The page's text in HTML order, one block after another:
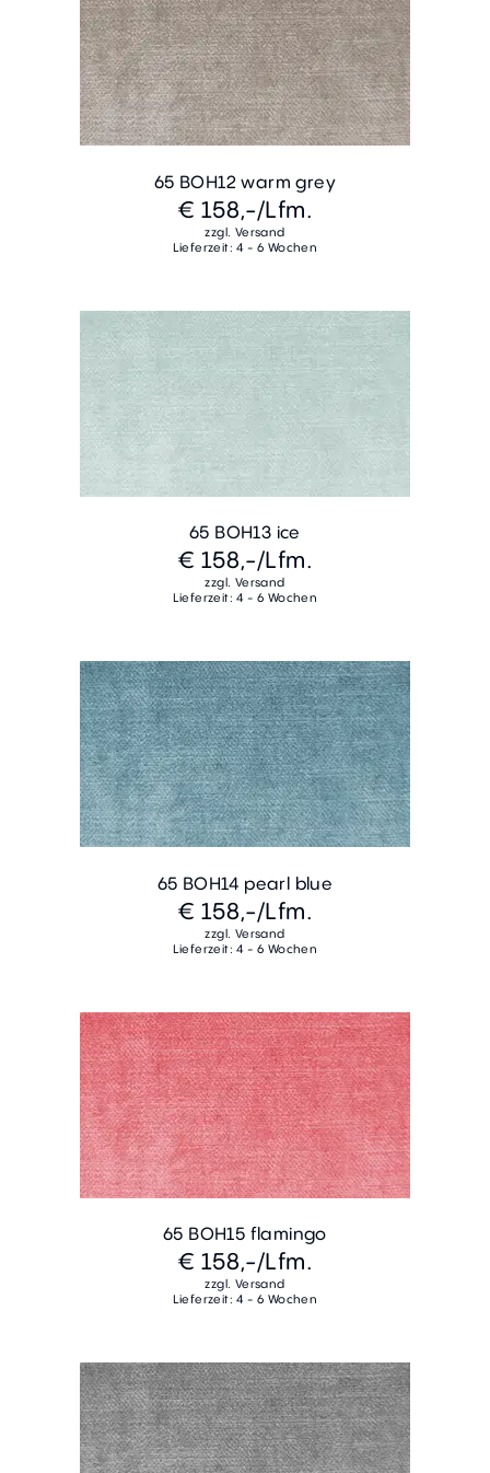
65 BOH12 warm grey
€ 158,-/Lfm.
zzgl. Versand
Lieferzeit: 4 - 6 Wochen
65 BOH13 ice
€ 158,-/Lfm.
zzgl. Versand
Lieferzeit: 4 - 6 Wochen
65 BOH14 pearl blue
€ 158,-/Lfm.
zzgl. Versand
Lieferzeit: 4 - 6 Wochen
65 BOH15 flamingo
€ 158,-/Lfm.
zzgl. Versand
Lieferzeit: 4 - 6 Wochen